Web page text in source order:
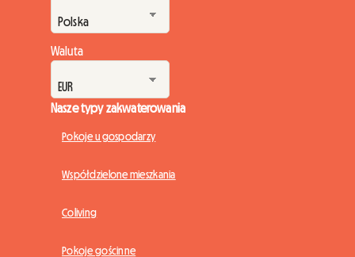
Waluta
Nasze typy zakwaterowania
Pokoje u gospodarzy
Współdzielone mieszkania
Coliving
Pokoje gościnne